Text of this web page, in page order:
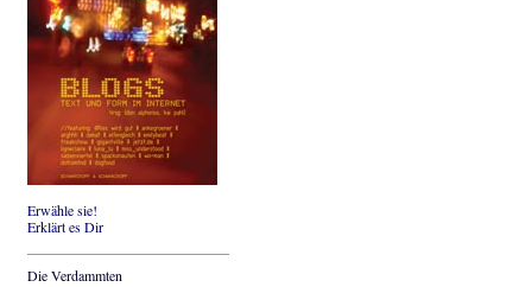
Erwähle sie!
Erklärt es Dir
Die Verdammten